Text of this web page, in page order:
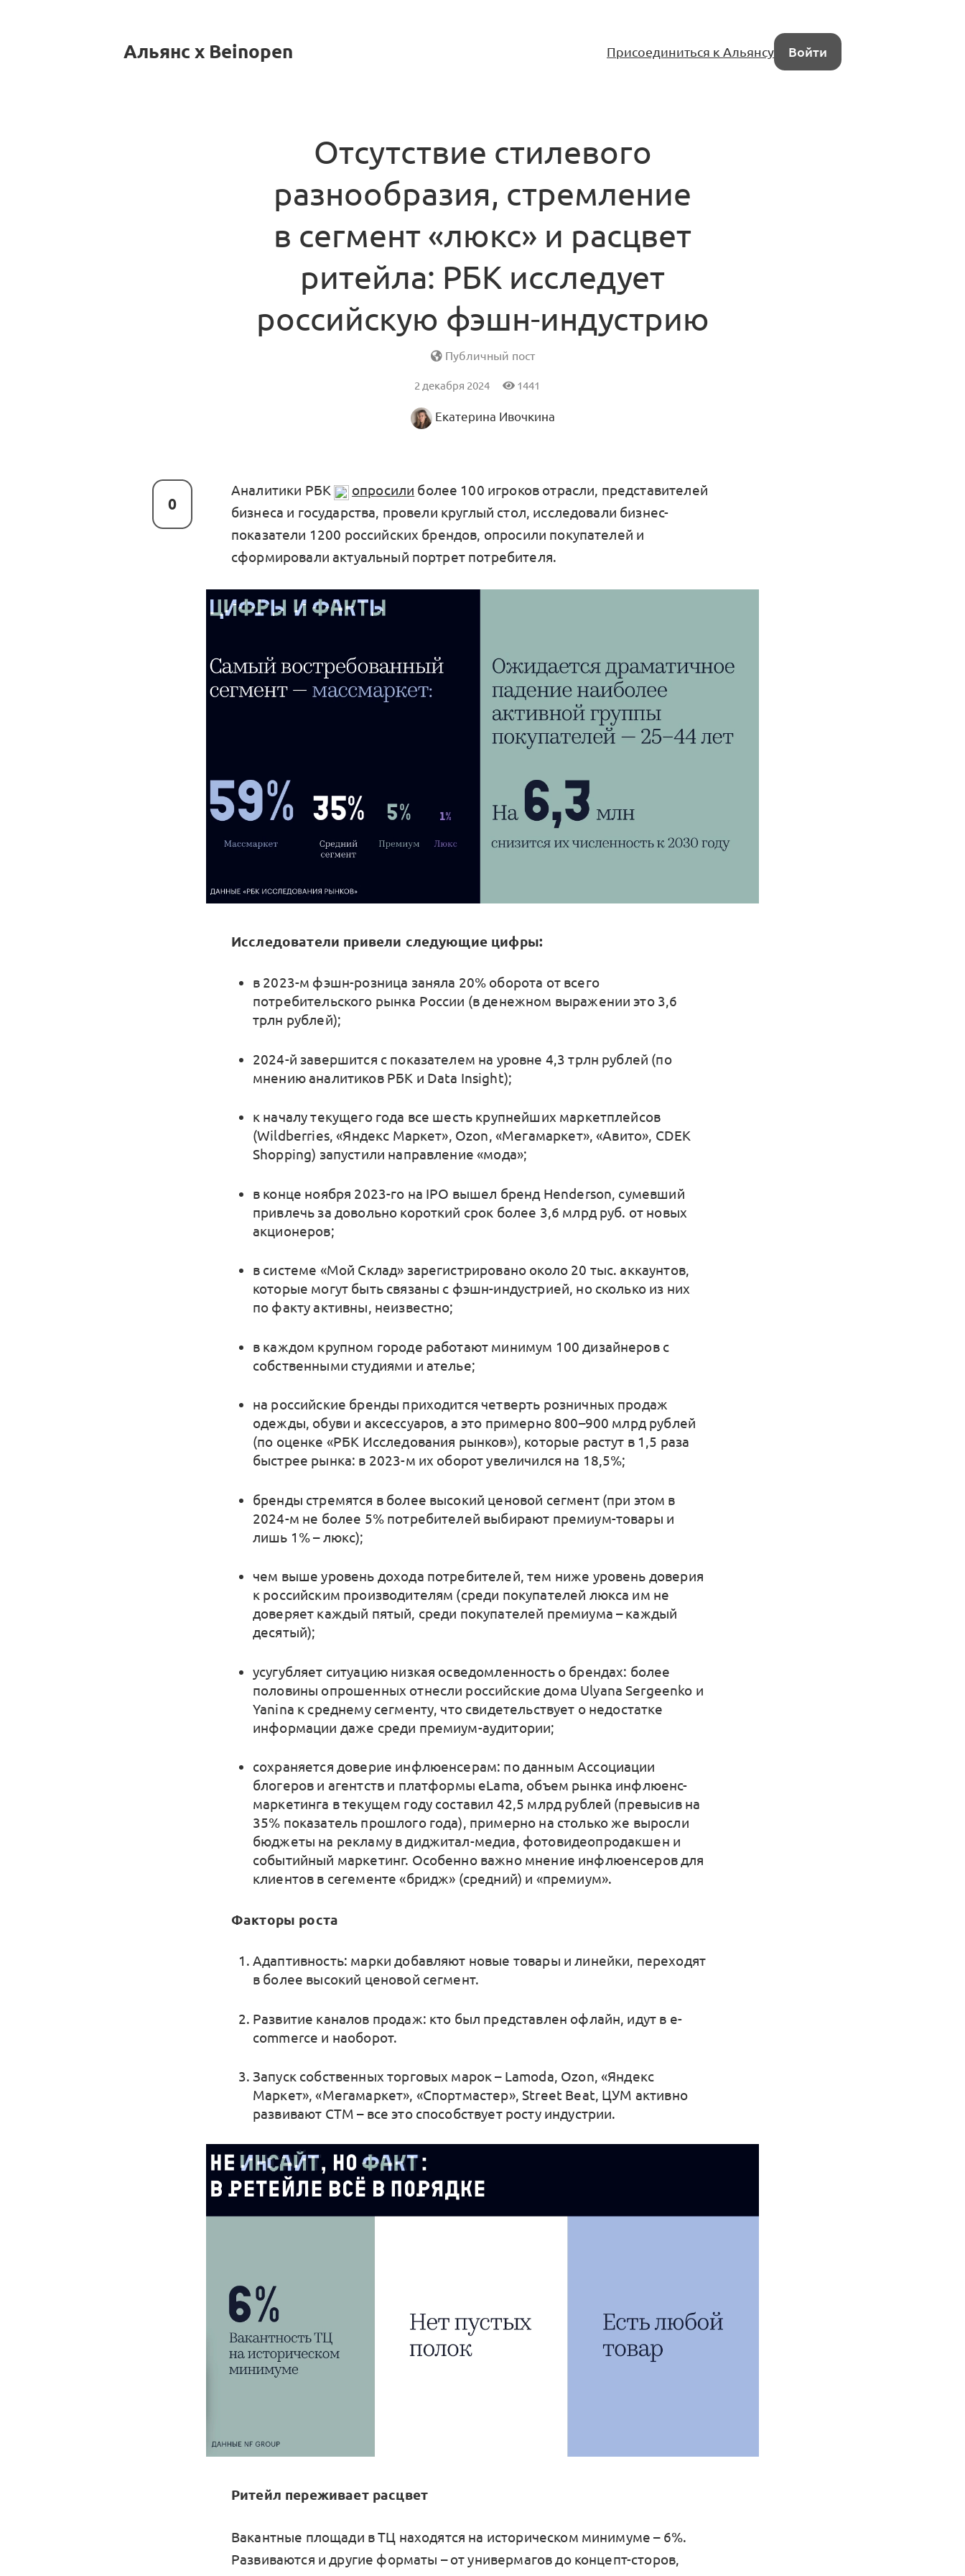
Альянс x Beinopen Присоединиться к Альянсу Войти
Отсутствие стилевого
разнообразия, стремление
в сегмент «люкс» и расцвет
ритейла: РБК исследует
российскую фэшн-индустрию
Публичный пост
2 декабря 2024 1441
Екатерина Ивочкина
0
Аналитики РБК опросили более 100 игроков отрасли, представителей
бизнеса и государства, провели круглый стол, исследовали бизнес-
показатели 1200 российских брендов, опросили покупателей и
сформировали актуальный портрет потребителя.
Исследователи привели следующие цифры:
в 2023-м фэшн-розница заняла 20% оборота от всего
потребительского рынка России (в денежном выражении это 3,6
трлн рублей);
2024-й завершится с показателем на уровне 4,3 трлн рублей (по
мнению аналитиков РБК и Data Insight);
к началу текущего года все шесть крупнейших маркетплейсов
(Wildberries, «Яндекс Маркет», Ozon, «Мегамаркет», «Авито», CDEK
Shopping) запустили направление «мода»;
в конце ноября 2023-го на IPO вышел бренд Henderson, сумевший
привлечь за довольно короткий срок более 3,6 млрд руб. от новых
акционеров;
в системе «Мой Склад» зарегистрировано около 20 тыс. аккаунтов,
которые могут быть связаны с фэшн-индустрией, но сколько из них
по факту активны, неизвестно;
в каждом крупном городе работают минимум 100 дизайнеров с
собственными студиями и ателье;
на российские бренды приходится четверть розничных продаж
одежды, обуви и аксессуаров, а это примерно 800–900 млрд рублей
(по оценке «РБК Исследования рынков»), которые растут в 1,5 раза
быстрее рынка: в 2023-м их оборот увеличился на 18,5%;
бренды стремятся в более высокий ценовой сегмент (при этом в
2024-м не более 5% потребителей выбирают премиум-товары и
лишь 1% – люкс);
чем выше уровень дохода потребителей, тем ниже уровень доверия
к российским производителям (среди покупателей люкса им не
доверяет каждый пятый, среди покупателей премиума – каждый
десятый);
усугубляет ситуацию низкая осведомленность о брендах: более
половины опрошенных отнесли российские дома Ulyana Sergeenko и
Yanina к среднему сегменту, что свидетельствует о недостатке
информации даже среди премиум-аудитории;
сохраняется доверие инфлюенсерам: по данным Ассоциации
блогеров и агентств и платформы eLama, объем рынка инфлюенс-
маркетинга в текущем году составил 42,5 млрд рублей (превысив на
35% показатель прошлого года), примерно на столько же выросли
бюджеты на рекламу в диджитал-медиа, фотовидеопродакшен и
событийный маркетинг. Особенно важно мнение инфлюенсеров для
клиентов в сегементе «бридж» (средний) и «премиум».
Факторы роста
Адаптивность: марки добавляют новые товары и линейки, переходят
в более высокий ценовой сегмент.
Развитие каналов продаж: кто был представлен офлайн, идут в e-
commerce и наоборот.
Запуск собственных торговых марок – Lamoda, Ozon, «Яндекс
Маркет», «Мегамаркет», «Спортмастер», Street Beat, ЦУМ активно
развивают СТМ – все это способствует росту индустрии.
Ритейл переживает расцвет
Вакантные площади в ТЦ находятся на историческом минимуме – 6%.
Развиваются и другие форматы – от универмагов до концепт-сторов,